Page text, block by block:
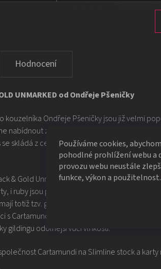
Používáme cookies,
pohodlné prohlížení webu a
provozu webu neustále
funkce, výkon a použitelnost.
Hodnocení
UNMARKED od Ondřeje Pšeničky
kouzelníka Ondřeje Pšeničky jsou již velmi
nabídnout zbrusu novou edici těchto karet,
skládá z celkem tří nových variant karet
& Gold Unmarked, jedná se tedy o černo-
i ruby jsou pokryté obrovským množstvím
totiž tzv. gilded edges. Gilding je technika,
s Cartamundi docílil toho, že nejen gilding
gildingu odolnější vůči vlhkosti.
Cartamundi na Slimline stock a karty